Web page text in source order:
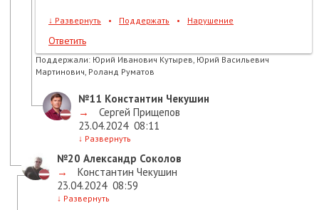
↓ Развернуть • Поддержать • Нарушение
Ответить
Поддержали: Юрий Иванович Кутырев, Юрий Васильевич
Мартинович, Роланд Руматов
№11 Константин Чекушин
→
Сергей Прищепов
23.04.2024 08:11
↓ Развернуть
№20 Александр Соколов
→
Константин Чекушин
23.04.2024 08:59
↓ Развернуть